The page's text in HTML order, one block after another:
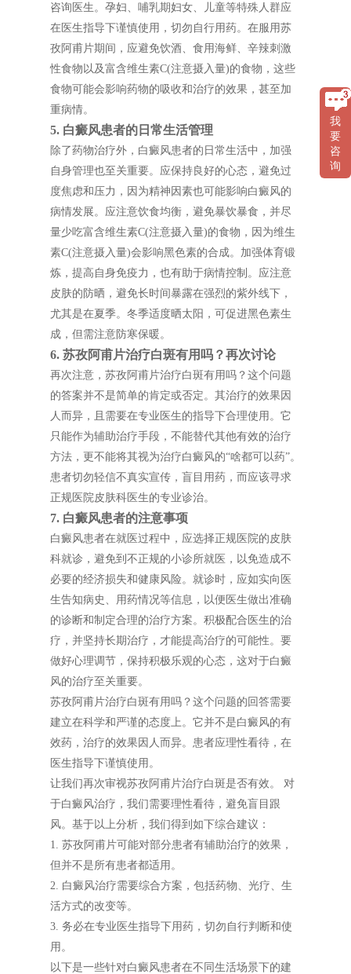
咨询医生。孕妇、哺乳期妇女、儿童等特殊人群应
在医生指导下谨慎使用，切勿自行用药。在服用苏
孜阿甫片期间，应避免饮酒、食用海鲜、辛辣刺激
性食物以及富含维生素C(注意摄入量)的食物，这些
食物可能会影响药物的吸收和治疗的效果，甚至加
重病情。
5. 白癜风患者的日常生活管理
除了药物治疗外，白癜风患者的日常生活中，加强
自身管理也至关重要。应保持良好的心态，避免过
度焦虑和压力，因为精神因素也可能影响白癜风的
病情发展。应注意饮食均衡，避免暴饮暴食，并尽
量少吃富含维生素C(注意摄入量)的食物，因为维生
素C(注意摄入量)会影响黑色素的合成。加强体育锻
炼，提高自身免疫力，也有助于病情控制。应注意
皮肤的防晒，避免长时间暴露在强烈的紫外线下，
尤其是在夏季。冬季适度晒太阳，可促进黑色素生
成，但需注意防寒保暖。
6. 苏孜阿甫片治疗白斑有用吗？再次讨论
再次注意，苏孜阿甫片治疗白斑有用吗？这个问题
的答案并不是简单的肯定或否定。其治疗的效果因
人而异，且需要在专业医生的指导下合理使用。它
只能作为辅助治疗手段，不能替代其他有效的治疗
方法，更不能将其视为治疗白癜风的“啥都可以药”。
患者切勿轻信不真实宣传，盲目用药，而应该寻求
正规医院皮肤科医生的专业诊治。
7. 白癜风患者的注意事项
白癜风患者在就医过程中，应选择正规医院的皮肤
科就诊，避免到不正规的小诊所就医，以免造成不
必要的经济损失和健康风险。就诊时，应如实向医
生告知病史、用药情况等信息，以便医生做出准确
的诊断和制定合理的治疗方案。积极配合医生的治
疗，并坚持长期治疗，才能提高治疗的可能性。要
做好心理调节，保持积极乐观的心态，这对于白癜
风的治疗至关重要。
苏孜阿甫片治疗白斑有用吗？这个问题的回答需要
建立在科学和严谨的态度上。它并不是白癜风的有
效药，治疗的效果因人而异。患者应理性看待，在
医生指导下谨慎使用。
让我们再次审视苏孜阿甫片治疗白斑是否有效。 对
于白癜风治疗，我们需要理性看待，避免盲目跟
风。基于以上分析，我们得到如下综合建议：
1. 苏孜阿甫片可能对部分患者有辅助治疗的效果，
但并不是所有患者都适用。
2. 白癜风治疗需要综合方案，包括药物、光疗、生
活方式的改变等。
3. 务必在专业医生指导下用药，切勿自行判断和使
用。
以下是一些针对白癜风患者在不同生活场景下的建
我
要
咨
询